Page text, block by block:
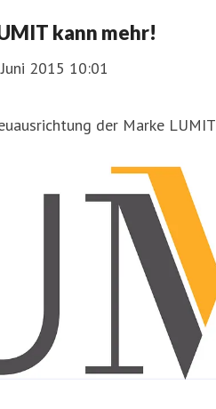
kann mehr!
2015 10:01
der Marke LUMIT